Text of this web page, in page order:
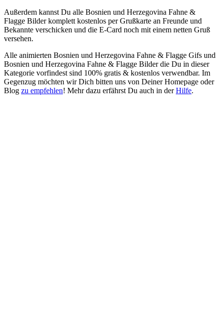
Außerdem kannst Du alle Bosnien und Herzegovina Fahne &
Flagge Bilder komplett kostenlos per Grußkarte an Freunde und
Bekannte verschicken und die E-Card noch mit einem netten Gruß
versehen.
Alle animierten Bosnien und Herzegovina Fahne & Flagge Gifs und
Bosnien und Herzegovina Fahne & Flagge Bilder die Du in dieser
Kategorie vorfindest sind 100% gratis & kostenlos verwendbar. Im
Gegenzug möchten wir Dich bitten uns von Deiner Homepage oder
Blog zu empfehlen! Mehr dazu erfährst Du auch in derHilfe.